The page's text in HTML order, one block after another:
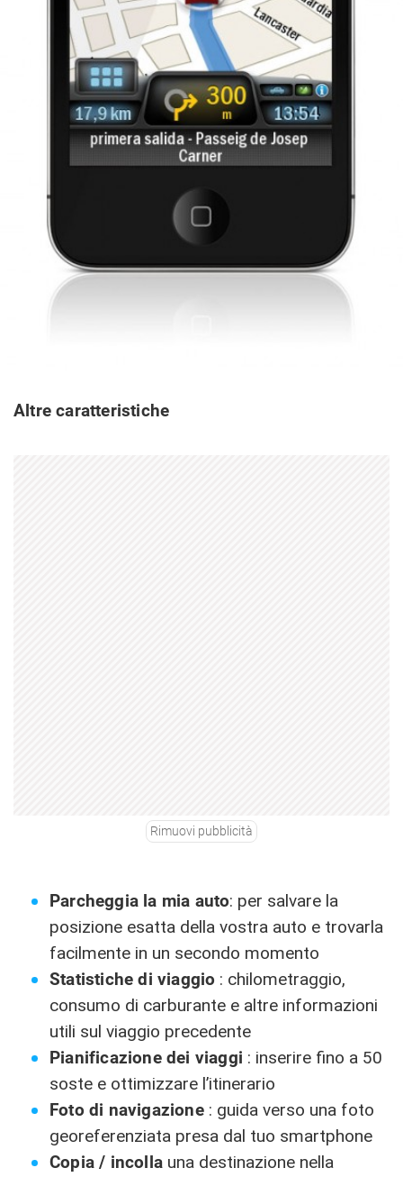
Altre caratteristiche
Rimuovi pubblicità
Parcheggia la mia auto: per salvare la
posizione esatta della vostra auto e trovarla
facilmente in un secondo momento
Statistiche di viaggio : chilometraggio,
consumo di carburante e altre informazioni
utili sul viaggio precedente
Pianificazione dei viaggi : inserire fino a 50
soste e ottimizzare l’itinerario
Foto di navigazione: guida verso una foto
georeferenziata presa dal tuo smartphone
Copia / incolla una destinazione nella